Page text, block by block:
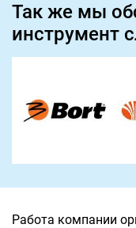
Так же мы
инструмент
Работа компании